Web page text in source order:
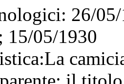
26/
15/05/1930
La